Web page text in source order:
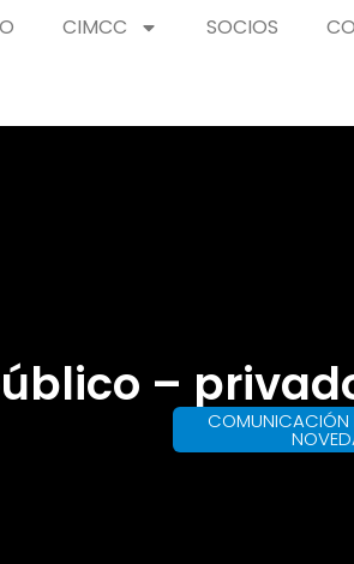
CIMCC SOCIOS
–
COMUNICACIÓN